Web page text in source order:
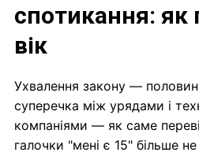
спотикання: як
вік
Ухвалення закону —
суперечка між урядами і
компаніями — як саме
галочки "мені є 15" більше